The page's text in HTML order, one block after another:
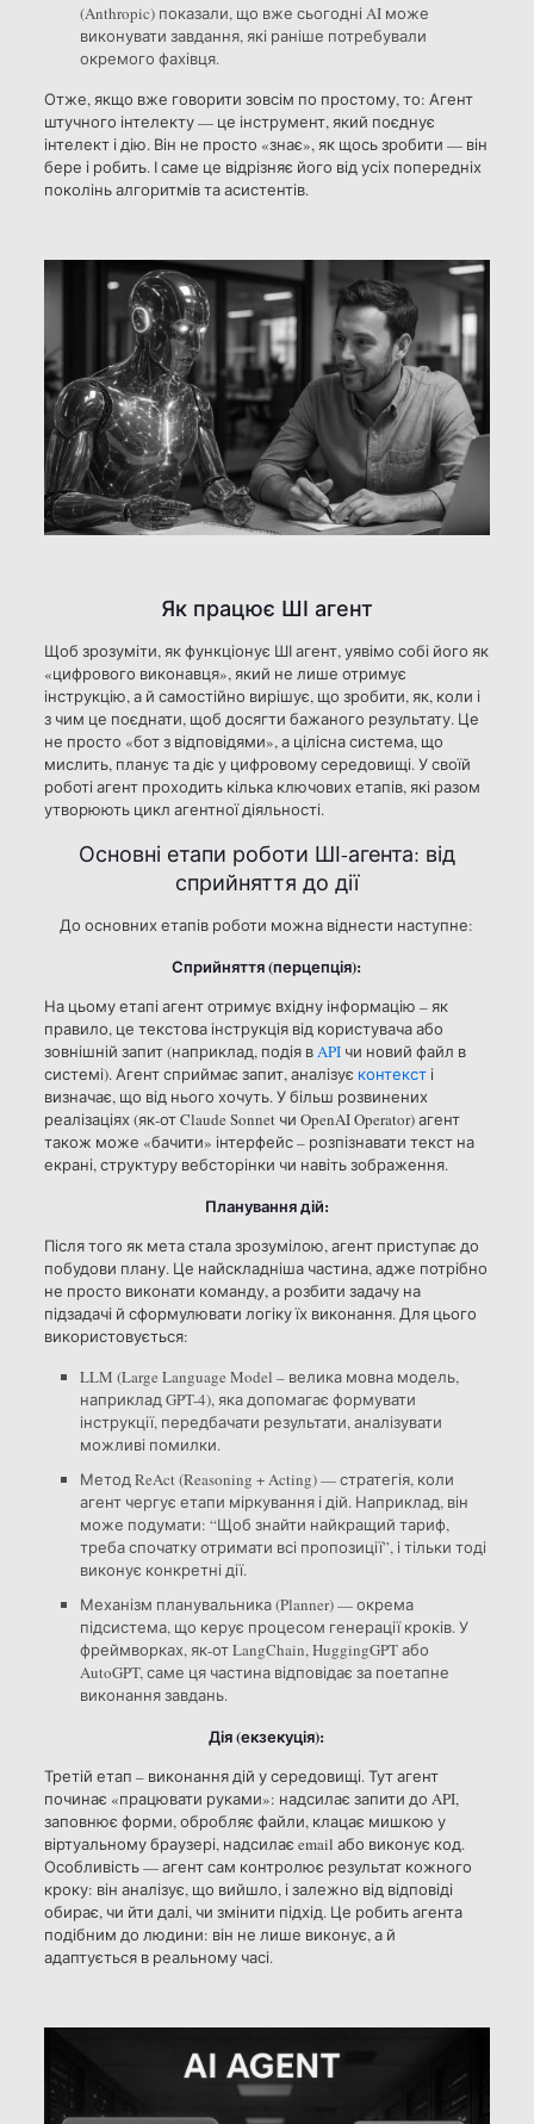
(Anthropic) показали, що вже сьогодні AI може
виконувати завдання, які раніше потребували
окремого фахівця.
Отже, якщо вже говорити зовсім по простому, то: Агент
штучного інтелекту — це інструмент, який поєднує
інтелект і дію. Він не просто «знає», як щось зробити — він
бере і робить. І саме це відрізняє його від усіх попередніх
поколінь алгоритмів та асистентів.
Як працює ШІ агент
Щоб зрозуміти, як функціонує ШІ агент, уявімо собі його як
«цифрового виконавця», який не лише отримує
інструкцію, а й самостійно вирішує, що зробити, як, коли і
з чим це поєднати, щоб досягти бажаного результату. Це
не просто «бот з відповідями», а цілісна система, що
мислить, планує та діє у цифровому середовищі. У своїй
роботі агент проходить кілька ключових етапів, які разом
утворюють цикл агентної діяльності.
Основні етапи роботи ШІ-агента: від
сприйняття до дії
До основних етапів роботи можна віднести наступне:
Сприйняття (перцепція):
На цьому етапі агент отримує вхідну інформацію – як
правило, це текстова інструкція від користувача або
зовнішній запит (наприклад, подія вAPIчи новий файл в
системі). Агент сприймає запит, аналізує контексті
визначає, що від нього хочуть. У більш розвинених
реалізаціях (як-от Claude Sonnet чи OpenAI Operator) агент
також може «бачити» інтерфейс – розпізнавати текст на
екрані, структуру вебсторінки чи навіть зображення.
Планування дій:
Після того як мета стала зрозумілою, агент приступає до
побудови плану. Це найскладніша частина, адже потрібно
не просто виконати команду, а розбити задачу на
підзадачі й сформулювати логіку їх виконання. Для цього
використовується:
LLM (Large Language Model – велика мовна модель,
наприклад GPT-4), яка допомагає формувати
інструкції, передбачати результати, аналізувати
можливі помилки.
Метод ReAct (Reasoning + Acting) — стратегія, коли
агент чергує етапи міркування і дій. Наприклад, він
може подумати: “Щоб знайти найкращий тариф,
треба спочатку отримати всі пропозиції”, і тільки тоді
виконує конкретні дії.
Механізм планувальника (Planner) — окрема
підсистема, що керує процесом генерації кроків. У
фреймворках, як-от LangChain, HuggingGPT або
AutoGPT, саме ця частина відповідає за поетапне
виконання завдань.
Дія (екзекуція):
Третій етап – виконання дій у середовищі. Тут агент
починає «працювати руками»: надсилає запити до API,
заповнює форми, обробляє файли, клацає мишкою у
віртуальному браузері, надсилає email або виконує код.
Особливість — агент сам контролює результат кожного
кроку: він аналізує, що вийшло, і залежно від відповіді
обирає, чи йти далі, чи змінити підхід. Це робить агента
подібним до людини: він не лише виконує, а й
адаптується в реальному часі.